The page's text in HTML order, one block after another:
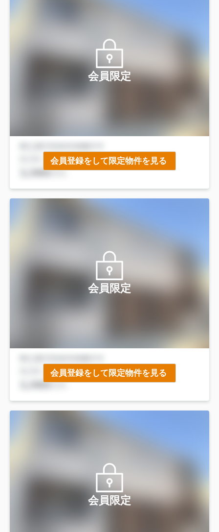
会員限定
会員登録をして限定物件を見る
会員限定
会員登録をして限定物件を見る
会員限定